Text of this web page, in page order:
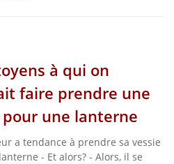
à qui on
faire prendre une
pour une lanterne
a tendance à prendre sa vessie
- Et alors? - Alors, il se